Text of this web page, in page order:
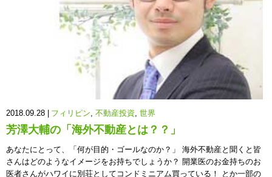
2018.09.28 | フィリピン, 不動産投資, 世界
芳澤大輔の「海外不動産とは？？」
あなたにとって、「何が目的・ゴールなのか？」 海外不動産と聞くと皆
さんはどのようなイメージをお持ちでしょうか？ 開業医のお金持ちのお
医者さんがハワイに別荘としてコンドミニアム買っている！ とか一部の